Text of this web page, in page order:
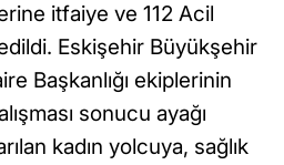
itfaiye ve 112 Acil
Eskişehir Büyükşehir
Başkanlığı ekiplerinin
sonucu ayağı
kadın yolcuya, sağlık